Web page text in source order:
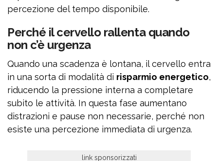
percezione del tempo disponibile.
Perché il cervello rallenta quando
non c’è urgenza
Quando una scadenza è lontana, il cervello entra
in una sorta di modalità di risparmio energetico,
riducendo la pressione interna a completare
subito le attività. In questa fase aumentano
distrazioni e pause non necessarie, perché non
esiste una percezione immediata di urgenza.